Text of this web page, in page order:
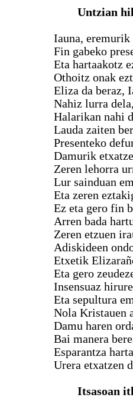
Untzian
Iauna,
Fin gabeko
Eta hartaakotz
Othoitz onak
Eliza da beraz,
Nahiz lurra
Halarikan nahi
Lauda zaiten
Presenteko
Damurik
Zeren lehorra
Lur sainduan
Eta zeren
Ez eta gero fin
Arren bada
Zeren etzuen
Adiskideen
Etxetik
Eta gero
Insensuaz
Eta sepultura
Nola Kristauen
Damu haren
Bai manera
Esparantza
Urera etxatzen
Itsasoan